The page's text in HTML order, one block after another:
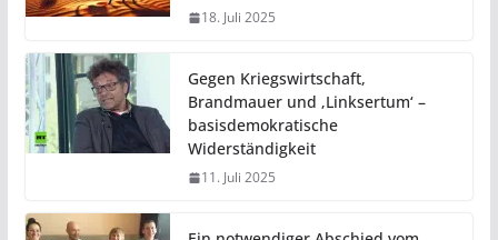
18. Juli 2025
Gegen Kriegswirtschaft,
Brandmauer und ‚Linksertum‘ –
basisdemokratische
Widerständigkeit
11. Juli 2025